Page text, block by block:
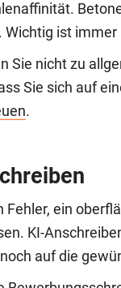
Wichtig ist
Sie nicht zu
Sie sich auf
.
Fehler, ein
KI-
auf die